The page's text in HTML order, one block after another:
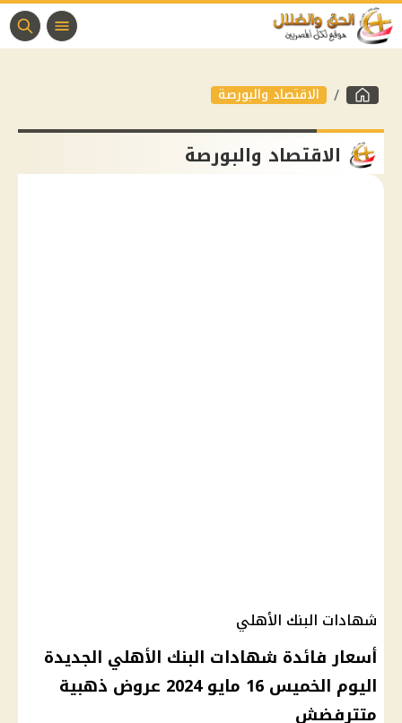
الاقتصاد والبورصة
الاقتصاد والبورصة
شهادات البنك الأهلي
أسعار فائدة شهادات البنك الأهلي الجديدة
اليوم الخميس 16 مايو 2024 عروض ذهبية
متترفضش